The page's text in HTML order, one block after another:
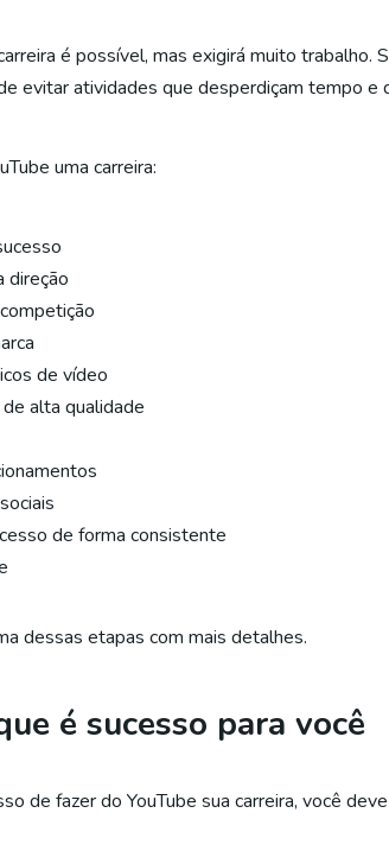
é possível, mas exigirá muito
evitar atividades que desperdiçam tempo e
uma carreira:
direção
de vídeo
alta qualidade
de forma consistente
dessas etapas com mais detalhes.
é sucesso para você
de fazer do YouTube sua carreira, você